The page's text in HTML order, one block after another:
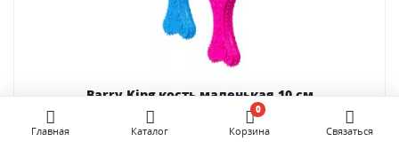
Barry King кость маленькая 10 см
Главная Каталог Корзина
0
Связаться